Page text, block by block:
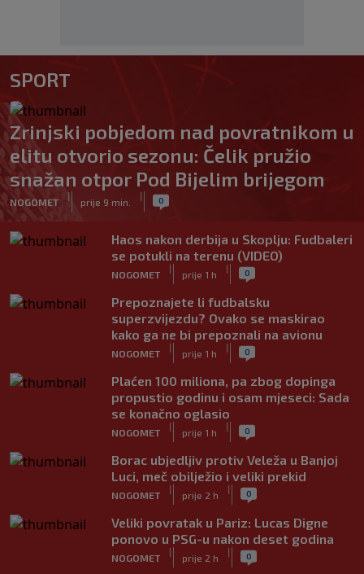
SPORT
Zrinjski pobjedom nad povratnikom u
elitu otvorio sezonu: Čelik pružio
snažan otpor Pod Bijelim brijegom
NOGOMET
|
prije 9 min.
| 0
Haos nakon derbija u Skoplju: Fudbaleri
se potukli na terenu (VIDEO)
NOGOMET
|
prije 1 h
| 0
Prepoznajete li fudbalsku
superzvijezdu? Ovako se maskirao
kako ga ne bi prepoznali na avionu
NOGOMET
|
prije 1 h
| 0
Plaćen 100 miliona, pa zbog dopinga
propustio godinu i osam mjeseci: Sada
se konačno oglasio
NOGOMET
|
prije 1 h
| 0
Borac ubjedljiv protiv Veleža u Banjoj
Luci, meč obilježio i veliki prekid
NOGOMET
|
prije 2 h
| 0
Veliki povratak u Pariz: Lucas Digne
ponovo u PSG-u nakon deset godina
NOGOMET
|
prije 2 h
| 0